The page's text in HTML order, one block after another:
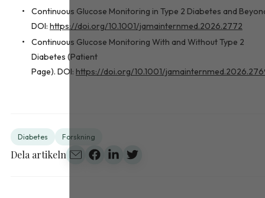
Continuous Glucose Monitoring in Type 2 Diabetes and
DOI: https://doi.org/10.1001/jamainternmed.2026.2772
Continuous Glucose Monitoring With and Without Type 2
Diabetes (Patient
Page). DOI: https://doi.org/10.1001/
Diabetes Forskning
Dela artikeln